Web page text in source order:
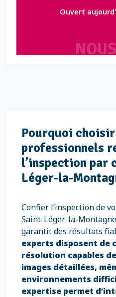
Ouvert
Pourquoi
professionnels
l’inspection par
Léger-la-
Confier l’inspection de
Saint-Léger-la-
garantit des résultats
experts disposent de
résolution capables
images détaillées,
environnements
expertise permet